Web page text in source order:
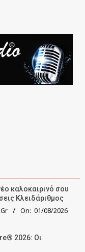
καλοκαιρινό σου
Κλειδάριθμος
On: 01/08/2026
2026: Οι